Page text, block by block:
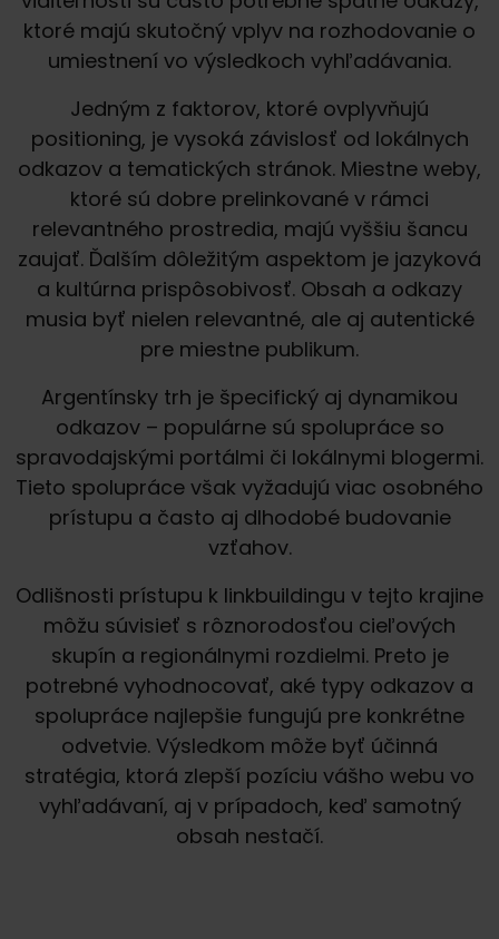
ktoré majú skutočný vplyv na rozhodovanie o
umiestnení vo výsledkoch vyhľadávania.
Jedným z faktorov, ktoré ovplyvňujú
positioning, je vysoká závislosť od lokálnych
odkazov a tematických stránok. Miestne weby,
ktoré sú dobre prelinkované v rámci
relevantného prostredia, majú vyššiu šancu
zaujať. Ďalším dôležitým aspektom je jazyková
a kultúrna prispôsobivosť. Obsah a odkazy
musia byť nielen relevantné, ale aj autentické
pre miestne publikum.
Argentínsky trh je špecifický aj dynamikou
odkazov – populárne sú spolupráce so
spravodajskými portálmi či lokálnymi blogermi.
Tieto spolupráce však vyžadujú viac osobného
prístupu a často aj dlhodobé budovanie
vzťahov.
Odlišnosti prístupu k linkbuildingu v tejto krajine
môžu súvisieť s rôznorodosťou cieľových
skupín a regionálnymi rozdielmi. Preto je
potrebné vyhodnocovať, aké typy odkazov a
spolupráce najlepšie fungujú pre konkrétne
odvetvie. Výsledkom môže byť účinná
stratégia, ktorá zlepší pozíciu vášho webu vo
vyhľadávaní, aj v prípadoch, keď samotný
obsah nestačí.